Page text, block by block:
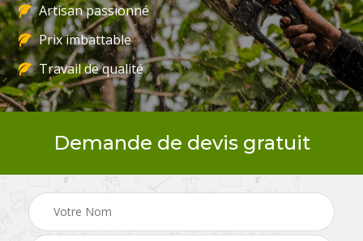
Artisan passionné
Prix imbattable
Travail de qualité
Demande de devis gratuit